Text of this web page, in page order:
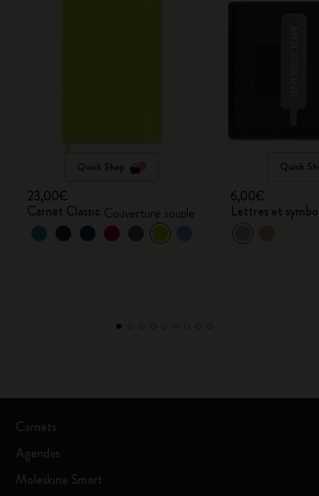
Quick Shop
23,00€
Carnet Classic Couverture souple
Quick
6,00€
Lettres et
Carnets
Agendas
Moleskine Smart